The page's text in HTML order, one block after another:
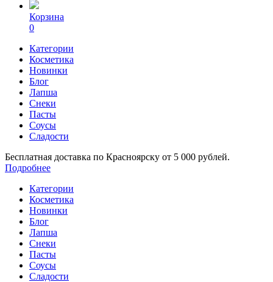
Корзина
0
Категории
Косметика
Новинки
Блог
Лапша
Снеки
Пасты
Соусы
Сладости
Бесплатная доставка по Красноярску от 5 000 рублей.
Подробнее
Категории
Косметика
Новинки
Блог
Лапша
Снеки
Пасты
Соусы
Сладости